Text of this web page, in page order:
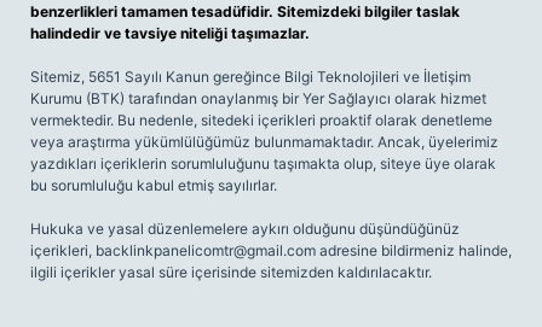
benzerlikleri tamamen tesadüfidir. Sitemizdeki bilgiler taslak
halindedir ve tavsiye niteliği taşımazlar.
Sitemiz, 5651 Sayılı Kanun gereğince Bilgi Teknolojileri ve İletişim
Kurumu (BTK) tarafından onaylanmış bir Yer Sağlayıcı olarak hizmet
vermektedir. Bu nedenle, sitedeki içerikleri proaktif olarak denetleme
veya araştırma yükümlülüğümüz bulunmamaktadır. Ancak, üyelerimiz
yazdıkları içeriklerin sorumluluğunu taşımakta olup, siteye üye olarak
bu sorumluluğu kabul etmiş sayılırlar.
Hukuka ve yasal düzenlemelere aykırı olduğunu düşündüğünüz
içerikleri, backlinkpanelicomtr@gmail.com adresine bildirmeniz halinde,
ilgili içerikler yasal süre içerisinde sitemizden kaldırılacaktır.